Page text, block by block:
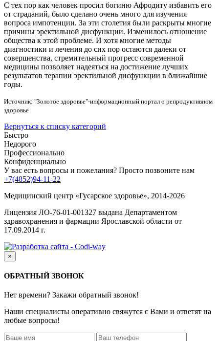
С тех пор как человек просил богиню Афродиту избавить его
от страданий, было сделано очень много для изучения
вопроса импотенции. За эти столетия были раскрыты многие
причины эректильной дисфункции. Изменилось отношение
общества к этой проблеме. И хотя многие методы
диагностики и лечения до сих пор остаются далеки от
совершенства, стремительный прогресс современной
медицины позволяет надеяться на достижение лучших
результатов терапии эректильной дисфункции в ближайшие
годы.
Источник: "Золотое здоровье"-информационный портал о репродуктивном
здоровье
Вернуться к списку категорий
Быстро
Недорого
Профессионально
Конфиденциально
У вас есть вопросы и пожелания? Просто позвоните нам
+7(4852)94-11-22
Медицинский центр «Гусарское здоровье», 2014-2026
Лицензия ЛО-76-01-001327 выдана Департаментом
здравохранения и фармации Ярославской области от
17.09.2014 г.
×
ОБРАТНЫЙ ЗВОНОК
Нет времени? Закажи обратный звонок!
Наши специалисты оперативно свяжутся с Вами и ответят на
любые вопросы!